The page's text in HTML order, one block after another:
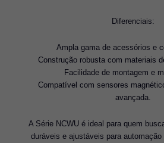
Diferenciais:
Ampla gama de acessórios e
Construção robusta com materiais
Facilidade de montagem e
Compatível com sensores
avançada.
A Série NCWU é ideal para quem
duráveis e ajustáveis para